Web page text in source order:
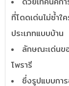
ที่โดดเด่นไม่ซ้ำใ
ประเภทแบบบ้าน
ลักษณะเด่นข
โพรารี
ซึ่งรูปแบบกา